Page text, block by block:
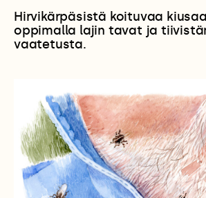
Hirvikärpäsistä koituvaa
oppimalla lajin tavat ja
vaatetusta.